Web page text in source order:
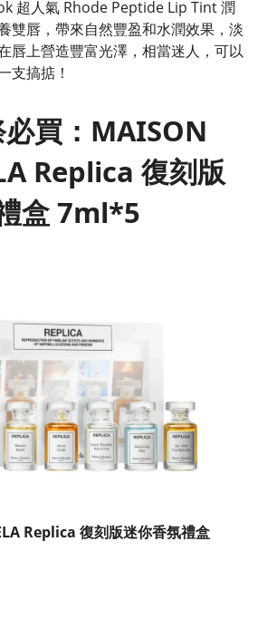
超人氣 Rhode Peptide Lip Tint 潤
雙唇，帶來自然豐盈和水潤效果，淡
唇上營造豐富光澤，相當迷人，可以
支搞掂！
買：MAISON
Replica 復刻版
盒 7ml*5
Replica 復刻版迷你香氛禮盒